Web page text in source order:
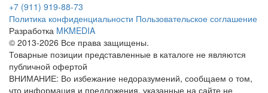
+7 (911) 919-88-73
Политика конфиденциальности Пользовательское соглашение
Разработка MKMEDIA
© 2013-2026 Все права защищены.
Товарные позиции представленные в каталоге не являются
публичной офертой
ВНИМАНИЕ: Во избежание недоразумений, сообщаем о том,
что информация и предложения, указанные на сайте не